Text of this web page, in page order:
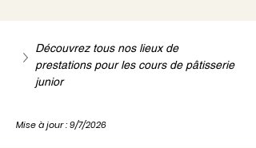
Découvrez tous nos lieux de
prestations pour les cours de pâtisserie
junior
Mise à jour : 9/7/2026